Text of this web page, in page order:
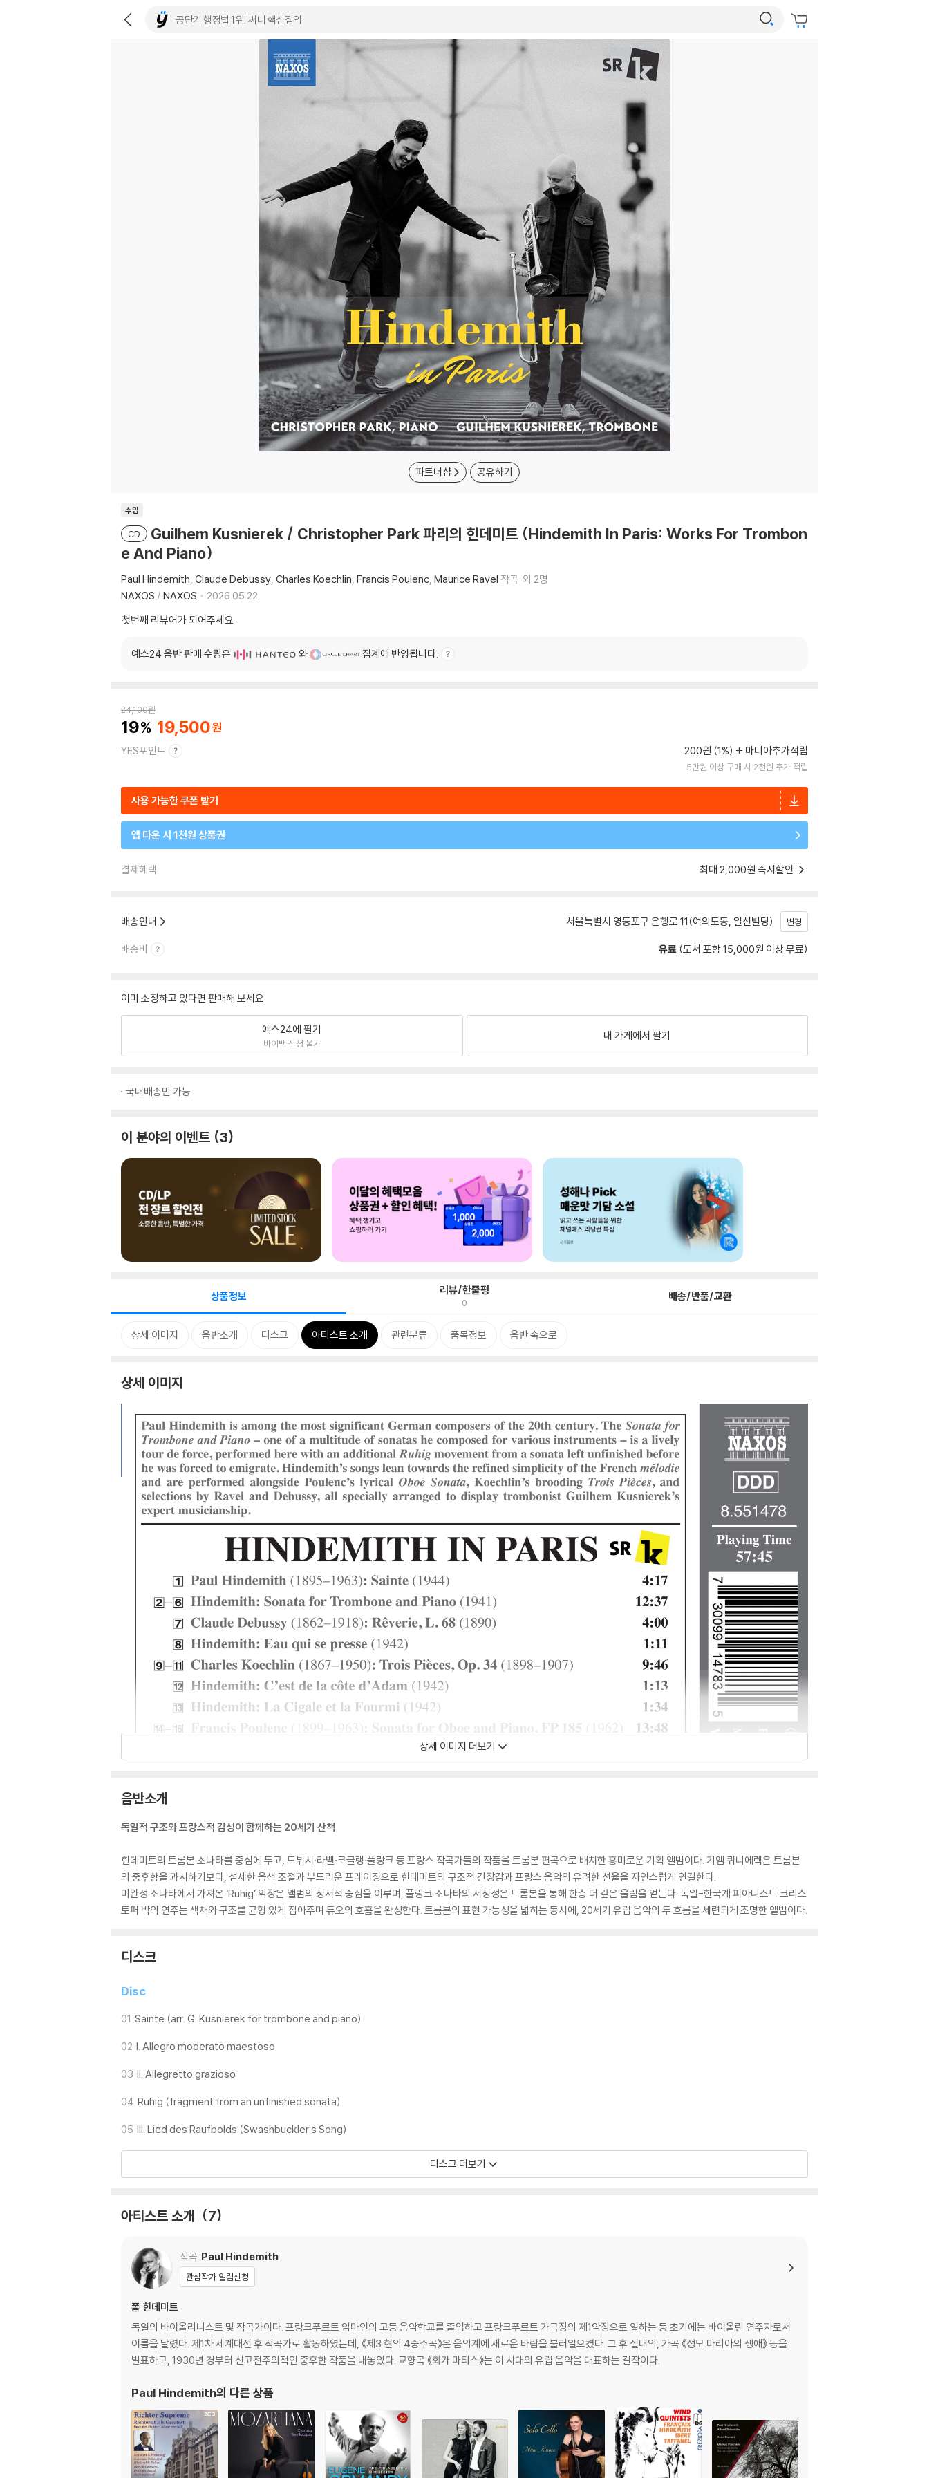
파트너샵 공유하기
수입
CD
Guilhem Kusnierek / Christopher Park 파리의 힌데미트 (Hindemith In Paris: Works For Trombon
e And Piano)
Paul Hindemith Claude Debussy Charles Koechlin Francis Poulenc Maurice Ravel 작곡 외 2명
NAXOS / NAXOS
2026.05.22.
첫번째 리뷰어가 되어주세요
예스24 음반 판매 수량은 와 집계에 반영됩니다.
24,100원
19 19,500
YES포인트 200원 (1%) 마니아추가적립
5만원 이상 구매 시 2천원 추가 적립
사용 가능한 쿠폰 받기
앱 다운 시 1천원 상품권
결제혜택 최대 2,000원 즉시할인
배송안내 서울특별시 영등포구 은행로 11(여의도동, 일신빌딩) 변경
배송비 유료 (도서 포함 15,000원 이상 무료)
이미 소장하고 있다면 판매해 보세요.
예스24에 팔기
바이백 신청 불가
내 가게에서 팔기
국내배송만 가능
이 분야의 이벤트 3
상품정보 리뷰/한줄평
0 배송/반품/교환
상세 이미지 음반소개 디스크 아티스트 소개 관련분류 품목정보 음반 속으로
상세 이미지
상세 이미지 더보기
음반소개
독일적 구조와 프랑스적 감성이 함께하는 20세기 산책
힌데미트의 트롬본 소나타를 중심에 두고, 드뷔시·라벨·코클랭·풀랑크 등 프랑스 작곡가들의 작품을 트롬본 편곡으로 배치한 흥미로운 기획 앨범이다. 기엠 퀴니에렉은 트롬본
의 중후함을 과시하기보다, 섬세한 음색 조절과 부드러운 프레이징으로 힌데미트의 구조적 긴장감과 프랑스 음악의 유려한 선율을 자연스럽게 연결한다.
미완성 소나타에서 가져온 ‘Ruhig’ 악장은 앨범의 정서적 중심을 이루며, 풀랑크 소나타의 서정성은 트롬본을 통해 한층 더 깊은 울림을 얻는다. 독일-한국계 피아니스트 크리스
토퍼 박의 연주는 색채와 구조를 균형 있게 잡아주며 듀오의 호흡을 완성한다. 트롬본의 표현 가능성을 넓히는 동시에, 20세기 유럽 음악의 두 흐름을 세련되게 조명한 앨범이다.
디스크
Disc
01 Sainte (arr. G. Kusnierek for trombone and piano)
02 I. Allegro moderato maestoso
03 II. Allegretto grazioso
04 Ruhig (fragment from an unfinished sonata)
05 III. Lied des Raufbolds (Swashbuckler's Song)
디스크 더보기
아티스트 소개 7
작곡 Paul Hindemith
관심작가 알림신청
폴 힌데미트
독일의 바이올리니스트 및 작곡가이다. 프랑크푸르트 암마인의 고등 음악학교를 졸업하고 프랑크푸르트 가극장의 제1악장으로 일하는 등 초기에는 바이올린 연주자로서
이름을 날렸다. 제1차 세계대전 후 작곡가로 활동하였는데, 《제3 현악 4중주곡》은 음악계에 새로운 바람을 불러일으켰다. 그 후 실내악, 가곡 《성모 마리아의 생애》 등을
발표하고, 1930년 경부터 신고전주의적인 중후한 작품을 내놓았다. 교향곡 《화가 마티스》는 이 시대의 유럽 음악을 대표하는 걸작이다.
Paul Hindemith의 다른 상품